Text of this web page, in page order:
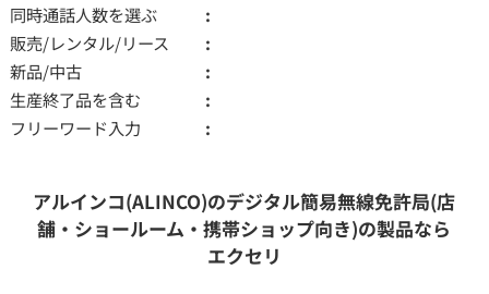
同時通話人数を選ぶ
販売/レンタル/リース
新品/中古
生産終了品を含む
フリーワード入力
アルインコ(ALINCO)のデジタル簡易無線免許局(店
舗・ショールーム・携帯ショップ向き)の製品なら
エクセリ